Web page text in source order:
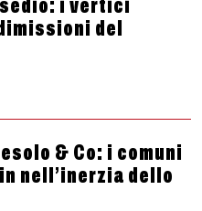
i vertici
del
& Co: i comuni
nell’inerzia dello